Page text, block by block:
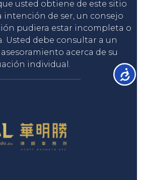
usted obtiene de este sitio
intención de ser, un consejo
pudiera estar incompleta o
Usted debe consultar a un
acerca de su
individual.